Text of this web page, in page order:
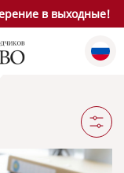
в выходные!